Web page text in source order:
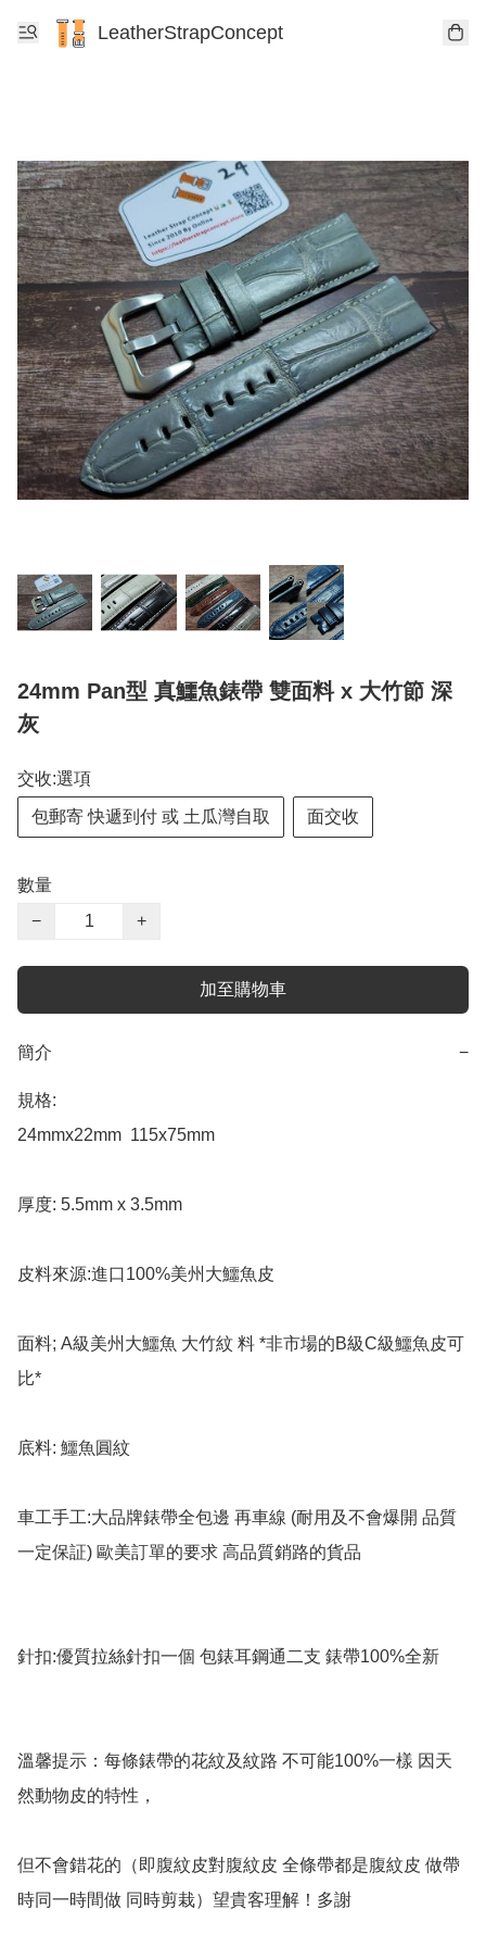
LeatherStrapConcept
24mm Pan型 真鱷魚錶帶 雙面料 x 大竹節 深
灰
交收:選項
包郵寄 快遞到付 或 土瓜灣自取 面交收
數量
−
+
加至購物車
簡介 −
規格:
24mmx22mm  115x75mm
厚度: 5.5mm x 3.5mm
皮料來源:進口100%美州大鱷魚皮
面料; A級美州大鱷魚 大竹紋 料 *非市場的B級C級鱷魚皮可
比*
底料: 鱷魚圓紋
車工手工:大品牌錶帶全包邊 再車線 (耐用及不會爆開 品質
一定保証) 歐美訂單的要求 高品質銷路的貨品
針扣:優質拉絲針扣一個 包錶耳鋼通二支 錶帶100%全新
溫馨提示：每條錶帶的花紋及紋路 不可能100%一樣 因天
然動物皮的特性，
但不會錯花的（即腹紋皮對腹紋皮 全條帶都是腹紋皮 做帶
時同一時間做 同時剪栽）望貴客理解！多謝